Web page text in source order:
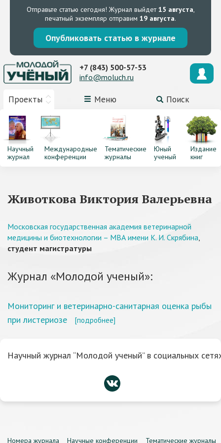
Отправьте статью сегодня! Журнал выйдет15 августа,
печатный экземпляр отправим 19 августа.
Опубликовать статью в журнале
Проекты Меню Поиск
+7 (843) 500-57-53
info@moluch.ru
Научный
журнал
Международные
конференции
Тематические
журналы
Юный
ученый
Издание
книг
Животкова Виктория Валерьевна
Московская государственная академия ветеринарной
медицины и биотехнологии – МВА имени К. И. Скрябина,
студент магистратуры
Журнал «Молодой ученый»:
Мониторинг и ветеринарно-санитарная оценка рыбы
при листериозе
[подробнее]
Научный журнал “Молодой ученый” в социальных
Номера журнала Научные конференции Тематические журналы